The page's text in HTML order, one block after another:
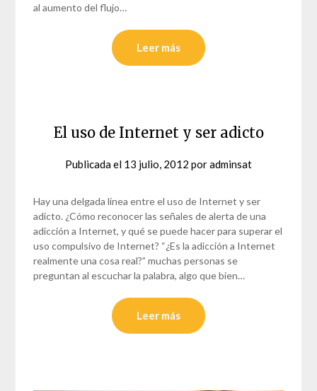
al aumento del flujo…
Leer más
El uso de Internet y ser adicto
Publicada el 13 julio, 2012 poradminsat
Hay una delgada línea entre el uso de Internet y ser
adicto. ¿Cómo reconocer las señales de alerta de una
adicción a Internet, y qué se puede hacer para superar el
uso compulsivo de Internet? “¿Es la adicción a Internet
realmente una cosa real?” muchas personas se
preguntan al escuchar la palabra, algo que bien…
Leer más